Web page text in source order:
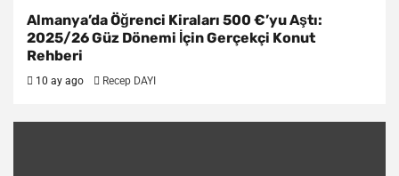
Almanya’da Öğrenci Kiraları 500 €’yu Aştı:
2025/26 Güz Dönemi İçin Gerçekçi Konut
Rehberi
10 ay ago Recep DAYI